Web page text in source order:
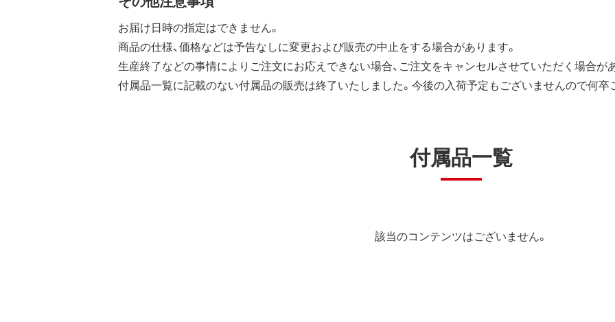
お届け日時の指定はできません。
商品の仕様、価格などは予告なしに変更および販売の中止をする場合があります。
生産終了などの事情によりご注文にお応えできない場合、ご注文をキャンセルさせていただく場合が
付属品一覧に記載のない付属品の販売は終了いたしました。今後の入荷予定もございませんので何卒
付属品一覧
該当のコンテンツはございません。